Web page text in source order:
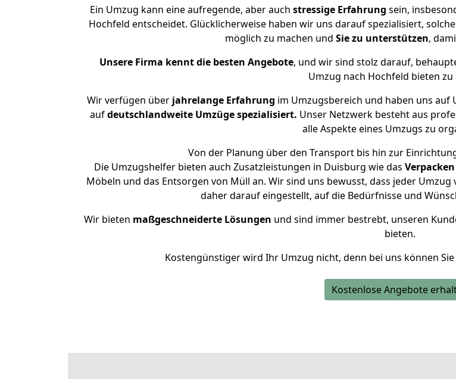
Ein Umzug kann eine aufregende, aber auch stressige Erfahrung sein,
Hochfeld entscheidet. Glücklicherweise haben wir uns darauf spezialisiert,
möglich zu machen und Sie zu unterstützen,
Unsere Firma kennt die besten Angebote, und wir sind stolz darauf,
Umzug nach Hochfeld bieten zu
Wir verfügen über jahrelange Erfahrung im Umzugsbereich und haben uns
aufdeutschlandweite Umzüge spezialisiert. Unser Netzwerk besteht aus
alle Aspekte eines Umzugs zu
Von der Planung über den Transport bis hin zur
Die Umzugshelfer bieten auch Zusatzleistungen in Duisburg wie das Verpacken
Möbeln und das Entsorgen von Müll an. Wir sind uns bewusst, dass jeder
daher darauf eingestellt, auf die Bedürfnisse und
Wir bieten maßgeschneiderte Lösungen und sind immer bestrebt, unseren
bieten.
Kostengünstiger wird Ihr Umzug nicht, denn bei uns können Sie
Kostenlose Angebote